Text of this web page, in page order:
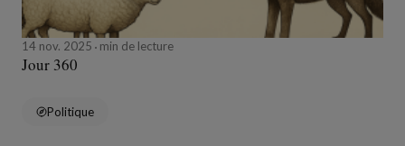
14 nov. 2025 min de lecture
Jour 360
Politique